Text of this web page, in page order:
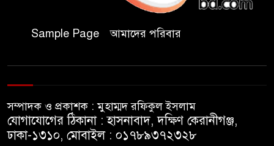
কক্সবাজারের কৃতিসন্তান শামীম
উদ্দিন চৌধুরী বাংলাদেশ ব্যাংকে
জয়েন্ট ডিরেক্টর পদে পদোন্নতি
প্রধানমন্ত্রী
পলিথিনের ছাউনির নিচে পঙ্গু
Sample Page আমাদের পরিবার
সম্পাদক ও প্রকাশক : মুহাম্মদ রফিকুল ইসলাম
যোগাযোগের ঠিকানা : হাসনাবাদ, দক্ষিণ কেরানীগঞ্জ,
ঢাকা-১৩১০, মোবাইল : ০১৭৮৯৩৭২৩২৮